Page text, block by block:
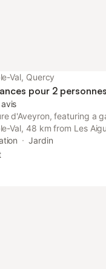
Val, Quercy
pour 2 personnes
d'Aveyron, featuring a
Val, 48 km from Les
Golf Course.
Jardin